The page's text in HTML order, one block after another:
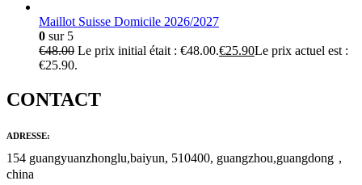
Maillot Suisse Domicile 2026/2027
0 sur 5
€48.00 Le prix initial était : €48.00.€25.90Le prix actuel est :
€25.90.
CONTACT
ADRESSE:
154 guangyuanzhonglu,baiyun, 510400, guangzhou,guangdong，
china